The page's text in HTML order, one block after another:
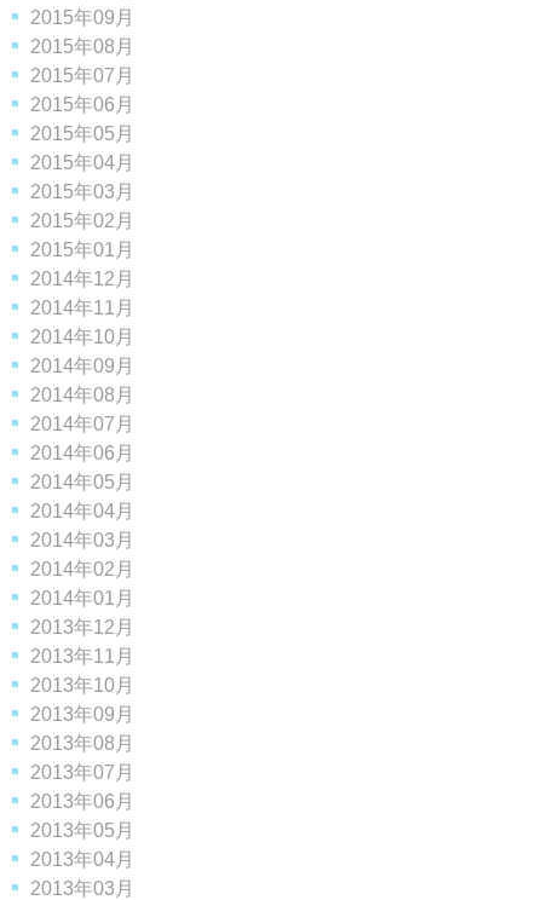
2015年09月
2015年08月
2015年07月
2015年06月
2015年05月
2015年04月
2015年03月
2015年02月
2015年01月
2014年12月
2014年11月
2014年10月
2014年09月
2014年08月
2014年07月
2014年06月
2014年05月
2014年04月
2014年03月
2014年02月
2014年01月
2013年12月
2013年11月
2013年10月
2013年09月
2013年08月
2013年07月
2013年06月
2013年05月
2013年04月
2013年03月